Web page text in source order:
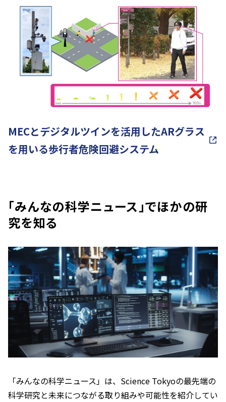
MECとデジタルツインを活用したARグラス
を用いる歩行者危険回避システム
「みんなの科学ニュース」でほかの研
究を知る
「みんなの科学ニュース」は、Science Tokyoの最先端の
科学研究と未来につながる取り組みや可能性を紹介してい